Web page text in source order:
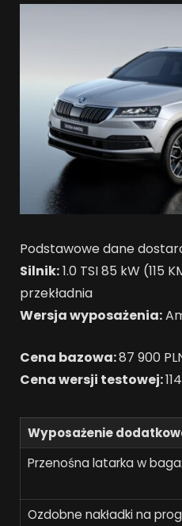
Podstawowe dane
Silnik:1.0 TSI 85 kW (115
przekładnia
Wersja wyposażenia:
Cena bazowa:87 900
Cena wersji testowej:
Wyposażenie
Przenośna latarka w
Ozdobne nakładki na